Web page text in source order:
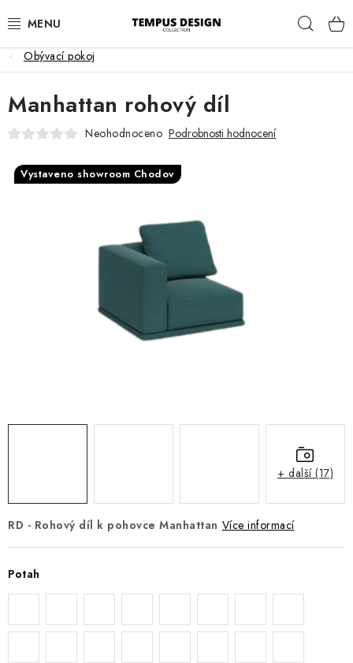
na
OBÝVACÍ POKOJ
KUCHYNĚ A JÍDELNA
Obývací pokoj
RD - Rohový díl k pohovce Manhattan Více informací
Potah
Manhattan rohový díl
Neohodnoceno Podrobnosti hodnocení
Vystaveno showroom Chodov
+ další (17)